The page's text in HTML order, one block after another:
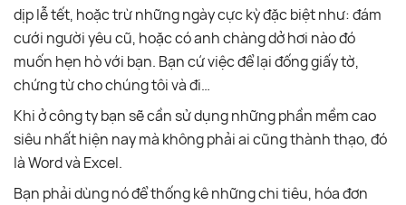
dịp lễ tết, hoặc trừ những ngày cực kỳ đặc biệt như: đám
cưới người yêu cũ, hoặc có anh chàng dở hơi nào đó
muốn hẹn hò với bạn. Bạn cứ việc để lại đống giấy tờ,
chứng từ cho chúng tôi và đi…
Khi ở công ty bạn sẽ cần sử dụng những phần mềm cao
siêu nhất hiện nay mà không phải ai cũng thành thạo, đó
là Word và Excel.
Bạn phải dùng nó để thống kê những chi tiêu, hóa đơn